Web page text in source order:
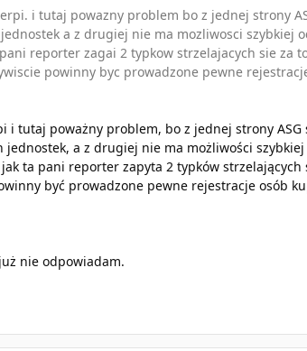
i tutaj powazny problem bo z jednej strony
a z drugiej nie ma mozliwosci szybkiej
reporter zagai 2 typkow strzelajacych sie za
powinny byc prowadzone pewne
tutaj poważny problem, bo z jednej strony ASG
a z drugiej nie ma możliwości
ta pani reporter zapyta 2 typków
być prowadzone pewne rejestracje osób
nie odpowiadam.